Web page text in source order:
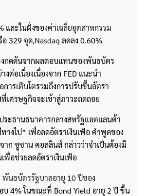
และในฝั่งของค่าเฉลี่ยอุตสาหกรรม
อ 329 จุด,Nasdaq ลดลง 0.60%
งกดดันจากผลตอบแทนของพันธบัตร
ต่อเนื่องเนื่องจาก FED แนะนำ
ารเติบโตรวมถึงการปรับขึ้นอัตรา
เศรษฐกิจจะเข้าสู่ภาวะถดถอย
ระธานธนาคารกลางสหรัฐแอตแลนต้า
างไป” เพื่อลดอัตราเงินเฟ้อ คำพูดของ
าก ซูซาน คอลลินส์ กล่าวว่าจำเป็นต้องมี
พื่อช่วยลดอัตราเงินเฟ้อ
พันธบัตรรัฐบาลอายุ 10 ปีของ
บ 4% ในขณะที่ Bond Yield อายุ 2 ปี ขึ้น